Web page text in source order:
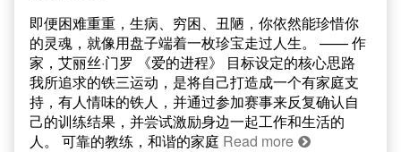
即便困难重重，生病、穷困、丑陋，你依然能珍惜你
的灵魂，就像用盘子端着一枚珍宝走过人生。 —— 作
家，艾丽丝·门罗 《爱的进程》 目标设定的核心思路
我所追求的铁三运动，是将自己打造成一个有家庭支
持，有人情味的铁人，并通过参加赛事来反复确认自
己的训练结果，并尝试激励身边一起工作和生活的
人。 可靠的教练，和谐的家庭 Read more